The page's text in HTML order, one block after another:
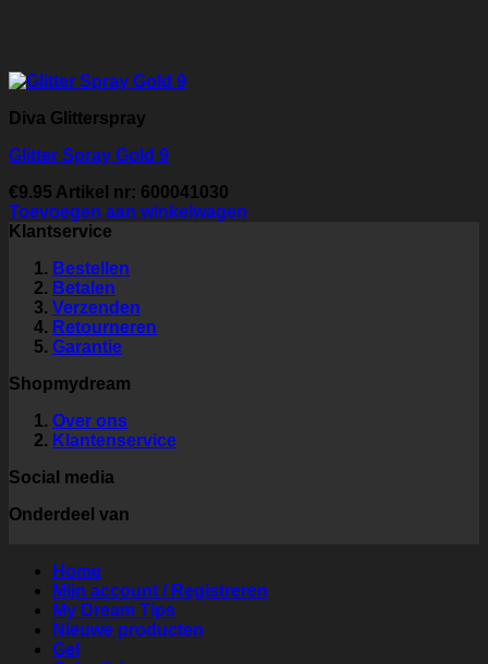
Diva Glitterspray
Glitter Spray Gold 9
€9.95 Artikel nr: 600041030
Toevoegen aan winkelwagen
Klantservice
Bestellen
Betalen
Verzenden
Retourneren
Garantie
Shopmydream
Over ons
Klantenservice
Social media
Onderdeel van
Home
Mijn account / Registreren
My Dream Tips
Nieuwe producten
Gel